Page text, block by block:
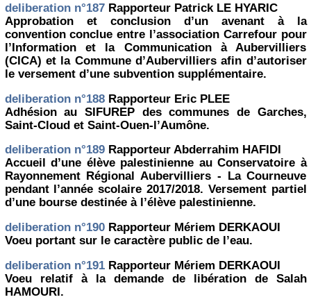
deliberation n°187Rapporteur Patrick LE HYARIC
Approbation et conclusion d’un avenant à la
convention conclue entre l’association Carrefour pour
l’Information et la Communication à Aubervilliers
(CICA) et la Commune d’Aubervilliers afin d’autoriser
le versement d’une subvention supplémentaire.
deliberation n°188Rapporteur Eric PLEE
Adhésion au SIFUREP des communes de Garches,
Saint-Cloud et Saint-Ouen-l’Aumône.
deliberation n°189Rapporteur Abderrahim HAFIDI
Accueil d’une élève palestinienne au Conservatoire à
Rayonnement Régional Aubervilliers - La Courneuve
pendant l’année scolaire 2017/2018. Versement partiel
d’une bourse destinée à l’élève palestinienne.
deliberation n°190Rapporteur Mériem DERKAOUI
Voeu portant sur le caractère public de l’eau.
deliberation n°191Rapporteur Mériem DERKAOUI
Voeu relatif à la demande de libération de Salah
HAMOURI.